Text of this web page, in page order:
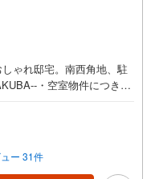
ゃれ邸宅。南西角地、駐
・空室物件につき、
4M道路に面した整形地。
列で2台駐車可能。来客時
け。リビングが明るく広
を完備。室内をスッキリ
ー 31件